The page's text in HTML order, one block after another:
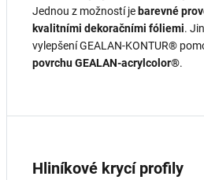
Jednou z možností je barevné
kvalitními dekoračními fóliemi.
vylepšení GEALAN-KONTUR®
povrchuGEALAN‑acrylcolor®.
Hliníkové krycí profily